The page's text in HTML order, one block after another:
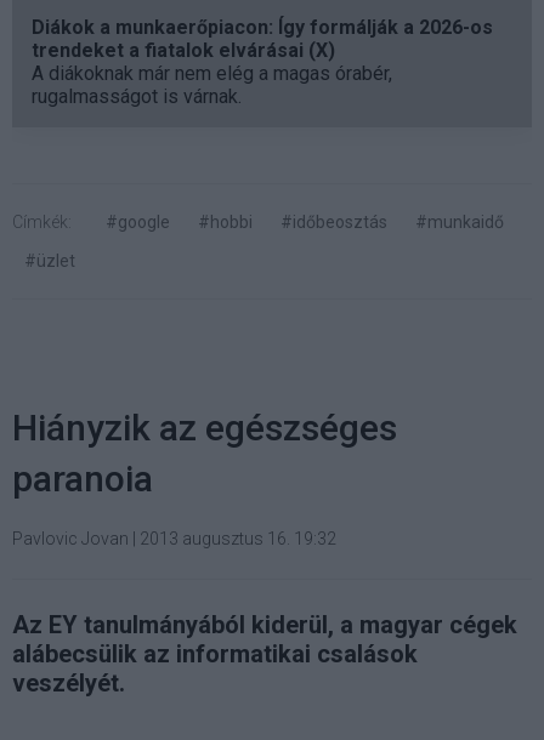
Diákok a munkaerőpiacon: Így formálják a 2026-os
trendeket a fiatalok elvárásai (X)
A diákoknak már nem elég a magas órabér,
rugalmasságot is várnak.
Címkék: #google #hobbi #időbeosztás
#munkaidő
#üzlet
Hiányzik az egészséges
paranoia
Pavlovic Jovan 2013 augusztus 16. 19:32
Az EY tanulmányából kiderül, a magyar cégek
alábecsülik az informatikai csalások
veszélyét.